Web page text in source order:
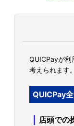
QUICPayが利
考えられます。
QUICPay
｜ 店頭での